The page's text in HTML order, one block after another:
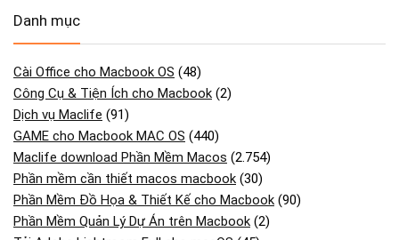
Danh mục
Cài Office cho Macbook OS (48)
Công Cụ & Tiện Ích cho Macbook (2)
Dịch vụ Maclife (91)
GAME cho Macbook MAC OS (440)
Maclife download Phần Mềm Macos (2.754)
Phần mềm cần thiết macos macbook (30)
Phần Mềm Đồ Họa & Thiết Kế cho Macbook (90)
Phần Mềm Quản Lý Dự Án trên Macbook (2)